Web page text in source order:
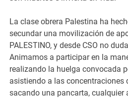
La clase obrera Palestina ha
secundar una movilización de
PALESTINO, y desde CSO no
Animamos a participar en la
realizando la huelga convocada
asistiendo a las concentraciones
sacando una pancarta, cualquier